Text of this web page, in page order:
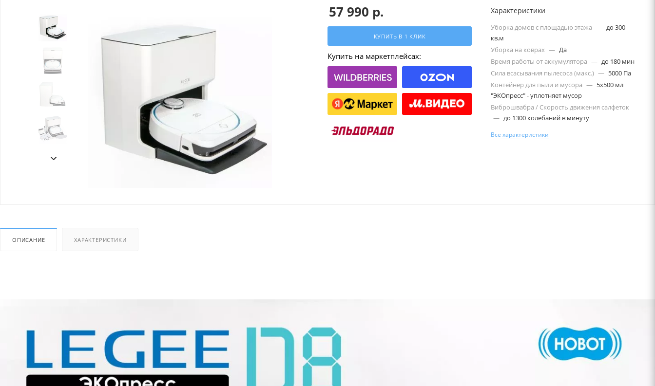
57 990 р.
КУПИТЬ В 1 КЛИК
Купить на маркетплейсах:
Характеристики
Уборка домов с площадью этажа — до 300
кв.м
Уборка на коврах — Да
Время работы от аккумулятора — до 180 мин
Сила всасывания пылесоса (макс.) — 5000 Па
Контейнер для пыли и мусора — 5х500 мл
"ЭКОпресс" - уплотняет мусор
Виброшвабра / Скорость движения салфеток
— до 1300 колебаний в минуту
Все характеристики
ОПИСАНИЕ ХАРАКТЕРИСТИКИ